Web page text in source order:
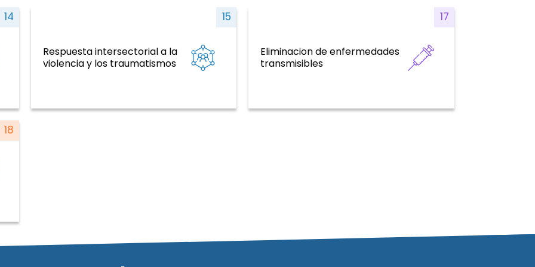
14
Respuesta intersectorial a la
violencia y los traumatismos
15
ENT y factores de riesgo, salud mental,
violencia y traumatismo
Eliminacion de enfermedades
transmisibles
17
Enfermedades Transmisibles
18